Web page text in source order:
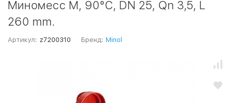
Миномесс М, 90°C, DN 25, Qn 3,5, L
260 mm.
Артикул: z7200310 Бренд: Minol